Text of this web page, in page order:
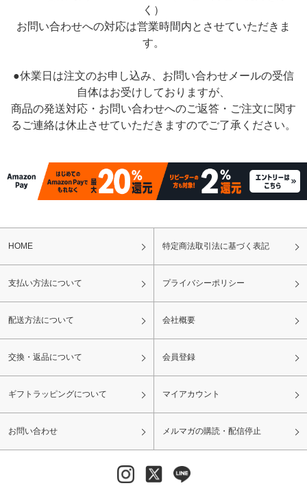
く）
お問い合わせへの対応は営業時間内とさせていただきま
す。
●休業日は注文のお申し込み、お問い合わせメールの受信
自体はお受けしておりますが、
商品の発送対応・お問い合わせへのご返答・ご注文に関す
るご連絡は休止させていただきますのでご了承ください。
HOME 特定商法取引法に基づく表記
支払い方法について プライバシーポリシー
配送方法について 会社概要
交換・返品について 会員登録
ギフトラッピングについて マイアカウント
お問い合わせ メルマガの購読・配信停止